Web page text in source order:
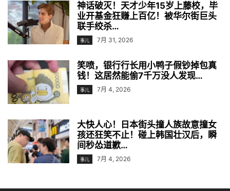
神话破灭！天才少年15岁上藤校，毕
业开基金狂赚上百亿！被华尔街巨头
联手绞杀…
事儿 7月 31, 2026
笑喷，银行行长用小鸭子假钞掉包真
钱！这居然能偷7千万没人发现…
事儿 7月 4, 2026
大快人心！日本街头撞人族故意撞女
孩还狂笑不止！碰上韩国壮汉后，瞬
间秒怂道歉…
事儿 7月 4, 2026